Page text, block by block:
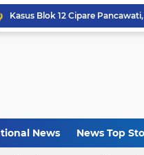
Bayu Prayogo: Dari Bisnis
News News Top